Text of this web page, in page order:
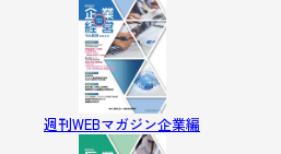
週刊WEBマガジン企業編